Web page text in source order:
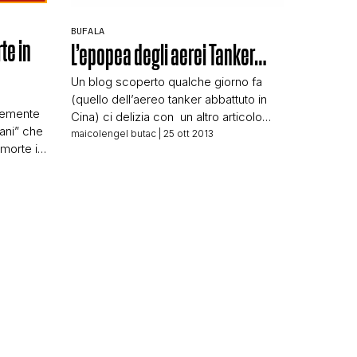
in
che
in
di
BUFALA
L’epopea degli aerei Tanker…
Un blog scoperto qualche giorno fa
(quello dell’aereo tanker abbattuto in
Cina) ci delizia con un altro articolo
fiume che meriterebbe davvero il
maicolengel butac| 25 ott 2013